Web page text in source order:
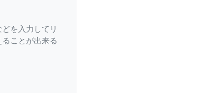
を入力してリ
ことが出来る